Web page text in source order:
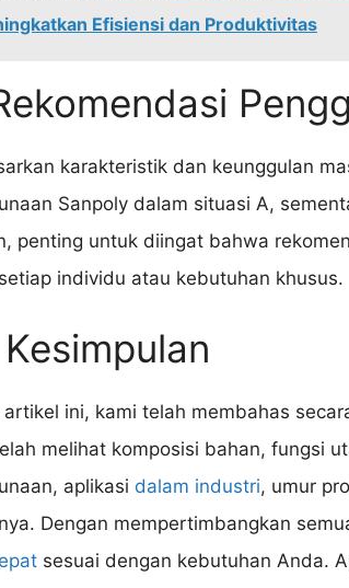
Efisiensi dan Produktivitas
karakteristik dan keunggulan
Sanpoly dalam situasi A,
penting untuk diingat bahwa
individu atau kebutuhan khusus.
artikel ini, kami telah membahas
melihat komposisi bahan, fungsi
aplikasi dalam industri, umur
Dengan mempertimbangkan
sesuai dengan kebutuhan Anda.